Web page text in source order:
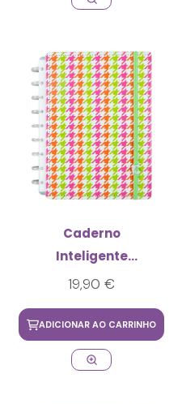
Caderno
Inteligente
Principe de Gales
19,90 €
ADICIONAR AO CARRINHO